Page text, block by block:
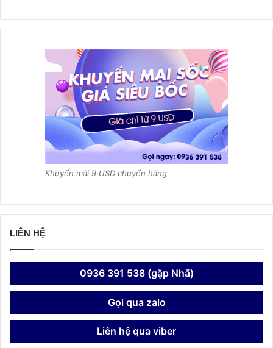
Khuyến mãi 9 USD chuyển hàng
LIÊN HỆ
0936 391 538 (gặp Nhã)
Gọi qua zalo
Liên hệ qua viber